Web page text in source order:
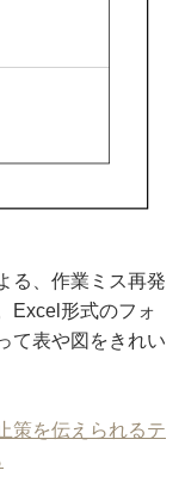
る、作業ミス再発
Excel形式のフォ
て表や図をきれい
策を伝えられるテ